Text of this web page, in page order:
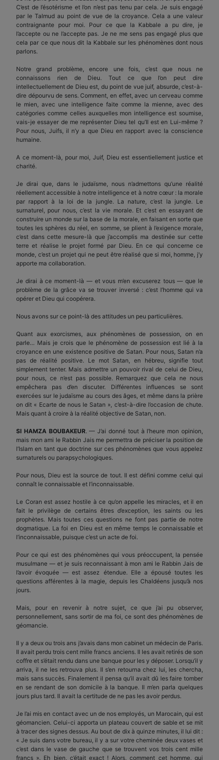
C’est de l’ésotérisme et l’on n’est pas tenu par cela. Je suis engagé
par le Talmud au point de vue de la croyance. Cela a une valeur
contraignante pour moi. Pour ce que la Kabbale a pu dire, je
l’accepte ou ne l’accepte pas. Je ne me sens pas engagé plus que
cela par ce que nous dit la Kabbale sur les phénomènes dont nous
parlons.
Notre grand problème, encore une fois, c’est que nous ne
connaissons rien de Dieu. Tout ce que l’on peut dire
intellectuellement de Dieu est, du point de vue juif, absurde, c’est-à-
dire dépourvu de sens. Comment, en effet, avec un cerveau comme
le mien, avec une intelligence faite comme la mienne, avec des
catégories comme celles auxquelles mon intelligence est soumise,
vais-je essayer de me représenter Dieu tel qu’Il est en Lui-même ?
Pour nous, Juifs, il n’y a que Dieu en rapport avec la conscience
humaine.
A ce moment-là, pour moi, Juif, Dieu est essentiellement justice et
charité.
Je dirai que, dans le judaïsme, nous n’admettons qu’une réalité
réellement accessible à notre intelligence et à notre cœur : la morale
par rapport à la loi de la jungle. La nature, c’est la jungle. Le
surnaturel, pour nous, c’est la vie morale. Et c’est en essayant de
construire un monde sur la base de la morale, en faisant en sorte que
toutes les sphères du réel, en somme, se plient à l’exigence morale,
c’est dans cette mesure-là que j’accomplis ma destinée sur cette
terre et réalise le projet formé par Dieu. En ce qui concerne ce
monde, c’est un projet qui ne peut être réalisé que si moi, homme, j’y
apporte ma collaboration.
Je dirai à ce moment-là — et vous m’en excuserez tous — que le
problème de la grâce va se trouver inversé : c’est l’homme qui va
opérer et Dieu qui coopérera.
Nous avons sur ce point-là des attitudes un peu particulières.
Quant aux exorcismes, aux phénomènes de possession, on en
parle… Mais je crois que le phénomène de possession est lié à la
croyance en une existence positive de Satan. Pour nous, Satan n’a
pas de réalité positive. Le mot Satan, en hébreu, signifie tout
simplement tenter. Mais admettre un pouvoir rival de celui de Dieu,
pour nous, ce n’est pas possible. Remarquez que cela ne nous
empêchera pas d’en discuter. Différentes influences se sont
exercées sur le judaïsme au cours des âges, et même dans la prière
on dit « Ecarte de nous le Satan », c’est-à-dire l’occasion de chute.
Mais quant à croire à la réalité objective de Satan, non.
SI HAMZA BOUBAKEUR. — J’ai donné tout à l’heure mon opinion,
mais mon ami le Rabbin Jais me permettra de préciser la position de
l’Islam en tant que doctrine sur ces phénomènes que vous appelez
surnaturels ou parapsychologiques.
Pour nous, Dieu est la source de tout. Il est défini comme celui qui
connaît le connaissable et l’inconnaissable.
Le Coran est assez hostile à ce qu’on appelle les miracles, et il en
fait le privilège de certains êtres d’exception, les saints ou les
prophètes. Mais toutes ces questions ne font pas partie de notre
dogmatique. La foi en Dieu est en même temps le connaissable et
l’inconnaissable, puisque c’est un acte de foi.
Pour ce qui est des phénomènes qui vous préoccupent, la pensée
musulmane — et je suis reconnaissant à mon ami le Rabbin Jais de
l’avoir évoquée — est assez étendue. Elle a épousé toutes les
questions afférentes à la magie, depuis les Chaldéens jusqu’à nos
jours.
Mais, pour en revenir à notre sujet, ce que j’ai pu observer,
personnellement, sans sortir de ma foi, ce sont des phénomènes de
géomancie.
Il y a deux ou trois ans j’avais dans mon cabinet un médecin de Paris.
Il avait perdu trois cent mille francs anciens. Il les avait retirés de son
coffre et s’était rendu dans une banque pour les y déposer. Lorsqu’il y
arriva, il ne les retrouva plus. Il s’en retourna chez lui, les chercha,
mais sans succès. Finalement il pensa qu’il avait dû les faire tomber
en se rendant de son domicile à la banque. Il m’en parla quelques
jours plus tard. Il avait la certitude de ne pas les avoir perdus.
Je l’ai mis en contact avec un de nos employés, un Marocain, qui est
géomancien. Celui-ci apporta un plateau couvert de sable et se mit
à tracer des signes dessus. Au bout de dix à quinze minutes, il lui dit :
« Je suis dans votre bureau, il y a sur votre cheminée deux vases et
c’est dans le vase de gauche que se trouvent vos trois cent mille
francs ». Eh bien, c’était exact ! Alors, comment cet homme, qui